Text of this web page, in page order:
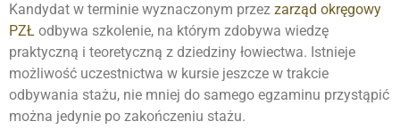
Kandydat w terminie wyznaczonym przez zarząd okręgowy
PZŁ odbywa szkolenie, na którym zdobywa wiedzę
praktyczną i teoretyczną z dziedziny łowiectwa. Istnieje
możliwość uczestnictwa w kursie jeszcze w trakcie
odbywania stażu, nie mniej do samego egzaminu przystąpić
można jedynie po zakończeniu stażu.